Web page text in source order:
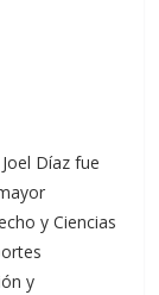
Díaz fue
y Ciencias
y